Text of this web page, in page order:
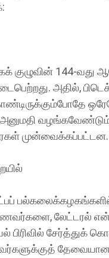
குழுவின் 144-
அதில்,
அனுமதி
முன்வைக்கப்பட்டன.
பல்கலைக்கழகங்களில்
லேட்டரல்
பிரிவில் சேர்த்துக்